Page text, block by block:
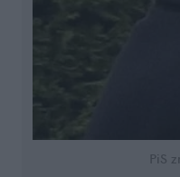
PiS